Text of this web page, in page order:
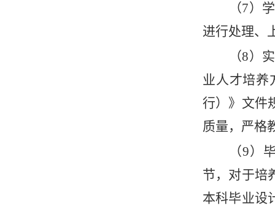
（7）
进行处理、
（8）
业人才培养
行）》文件
质量，严格
（9）
节，对于培
本科毕业设